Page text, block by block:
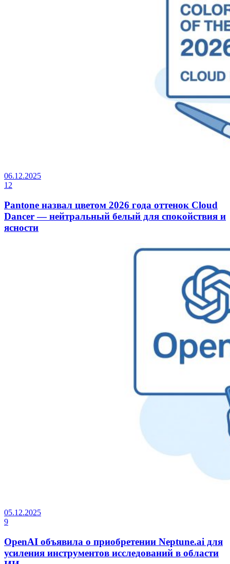
06.12.2025
12
Pantone назвал цветом 2026 года оттенок Cloud
Dancer — нейтральный белый для спокойствия и
ясности
05.12.2025
9
OpenAI объявила о приобретении Neptune.ai для
усиления инструментов исследований в области